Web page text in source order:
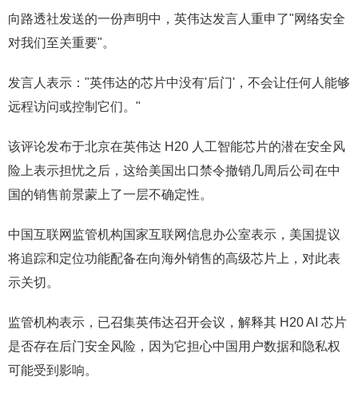
向路透社发送的一份声明中，英伟达发言人重申了"网络安全
对我们至关重要"。
发言人表示："英伟达的芯片中没有'后门'，不会让任何人能够
远程访问或控制它们。"
该评论发布于北京在英伟达 H20 人工智能芯片的潜在安全风
险上表示担忧之后，这给美国出口禁令撤销几周后公司在中
国的销售前景蒙上了一层不确定性。
中国互联网监管机构国家互联网信息办公室表示，美国提议
将追踪和定位功能配备在向海外销售的高级芯片上，对此表
示关切。
监管机构表示，已召集英伟达召开会议，解释其 H20 AI 芯片
是否存在后门安全风险，因为它担心中国用户数据和隐私权
可能受到影响。